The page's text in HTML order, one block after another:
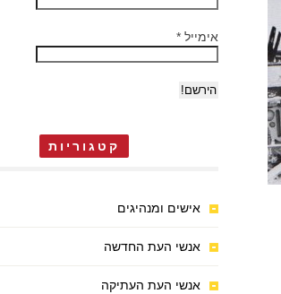
אימייל *
קטגוריות
אישים ומנהיגים
אנשי העת החדשה
אנשי העת העתיקה